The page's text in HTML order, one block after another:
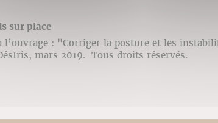
sur place
l’ouvrage : "Corriger la posture et les
mars 2019. Tous droits réservés.